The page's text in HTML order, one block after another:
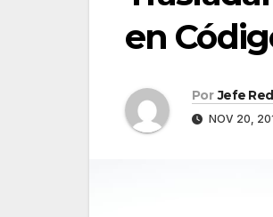
en
Por Jefe
NOV 20,